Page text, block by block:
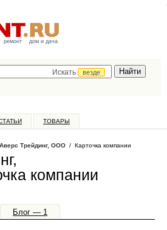
ремонт дом и дача
Искать
везде
ТОВАРЫ
Аверс Трейдинг, ООО / Карточка компании
компании
Блог — 1